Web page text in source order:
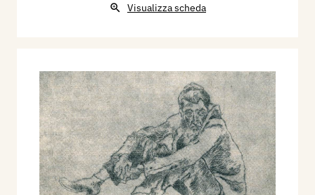
Visualizza scheda